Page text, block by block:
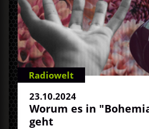
Radiowelt
23.10.2024
Worum es in
geht